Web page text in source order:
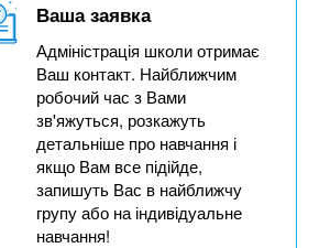
Ваша заявка
Адміністрація школи отримає
Ваш контакт. Найближчим
робочий час з Вами
зв'яжуться, розкажуть
детальніше про навчання і
якщо Вам все підійде,
запишуть Вас в найближчу
групу або на індивідуальне
навчання!